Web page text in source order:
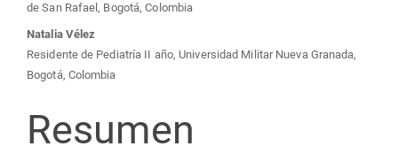
de San Rafael, Bogotá, Colombia
Natalia Vélez
Residente de Pediatría II año, Universidad Militar Nueva Granada,
Bogotá, Colombia
Resumen